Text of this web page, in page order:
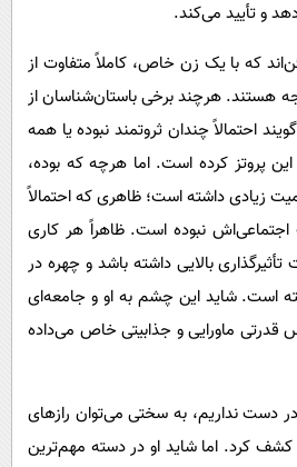
و تأیید می‌کند.
که با یک زن خاص، کاملاً متفاوت از
هستند. هرچند برخی باستان‌شناسان از
احتمالاً چندان ثروتمند نبوده یا همه
پروتز کرده است. اما هرچه که بوده،
زیادی داشته است؛ ظاهری که احتمالاً
نبوده است. ظاهراً هر کاری
بالایی داشته باشد و چهره در
است. شاید این چشم به او و جامعه‌ای
ماورایی و جذابیتی خاص می‌داده
دست نداریم، به سختی می‌توان رازهای
کشف کرد. اما شاید او در دسته مهم‌ترین